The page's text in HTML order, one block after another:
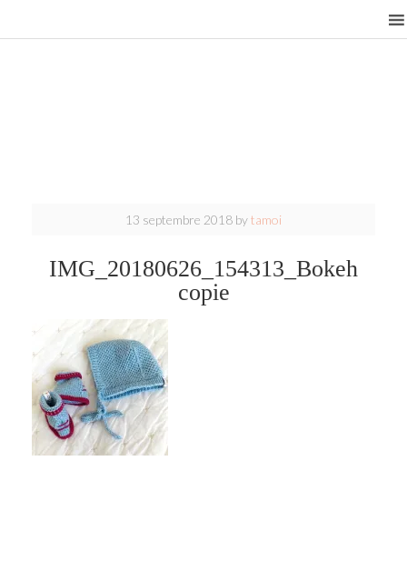
13 septembre 2018 bytamoi
IMG_20180626_154313_Bokeh
copie